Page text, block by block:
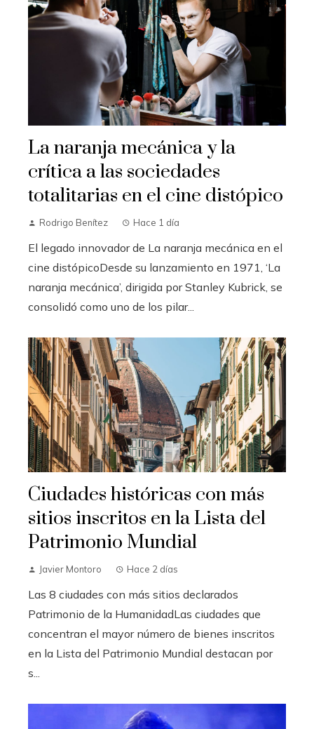
La naranja mecánica y la
crítica a las sociedades
totalitarias en el cine distópico
Rodrigo Benítez Hace 1 día
El legado innovador de La naranja mecánica en el
cine distópicoDesde su lanzamiento en 1971, ‘La
naranja mecánica’, dirigida por Stanley Kubrick, se
consolidó como uno de los pilar...
Ciudades históricas con más
sitios inscritos en la Lista del
Patrimonio Mundial
Javier Montoro Hace 2 días
Las 8 ciudades con más sitios declarados
Patrimonio de la HumanidadLas ciudades que
concentran el mayor número de bienes inscritos
en la Lista del Patrimonio Mundial destacan por
s...